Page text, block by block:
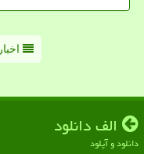
الف دانلود
دانلود و آپلود